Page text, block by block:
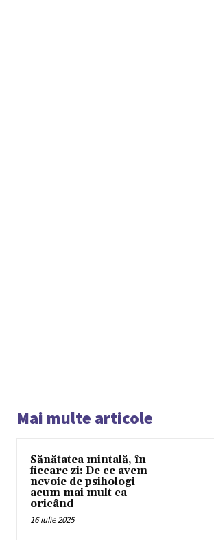
Mai multe articole
Sănătatea mintală, în
fiecare zi: De ce avem
nevoie de psihologi
acum mai mult ca
oricând
16 iulie 2025